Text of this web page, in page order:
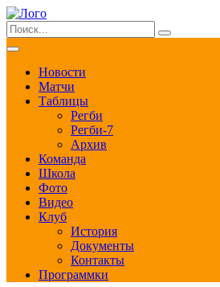
Новости
Матчи
Таблицы
Регби
Регби-7
Архив
Команда
Школа
Фото
Видео
Клуб
История
Документы
Контакты
Программки